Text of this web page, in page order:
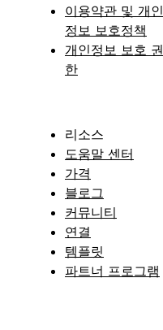
이용약관 및 개인
정보 보호정책
개인정보 보호 권
한
리소스
도움말 센터
가격
블로그
커뮤니티
연결
템플릿
파트너 프로그램